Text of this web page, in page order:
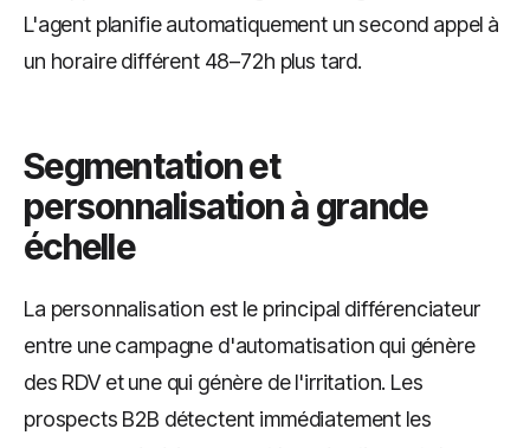
L'agent planifie automatiquement un second appel à
un horaire différent 48–72h plus tard.
Segmentation et
personnalisation à grande
échelle
La personnalisation est le principal différenciateur
entre une campagne d'automatisation qui génère
des RDV et une qui génère de l'irritation. Les
prospects B2B détectent immédiatement les